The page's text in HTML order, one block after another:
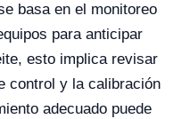
basa en el monitoreo
para anticipar
esto implica revisar
control y la calibración
adecuado puede